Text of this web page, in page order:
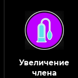
Увеличение
члена